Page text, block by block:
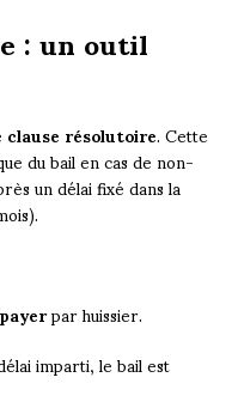
: un outil
clause résolutoire. Cette
du bail en cas de non-
un délai fixé dans la
par huissier.
imparti, le bail est